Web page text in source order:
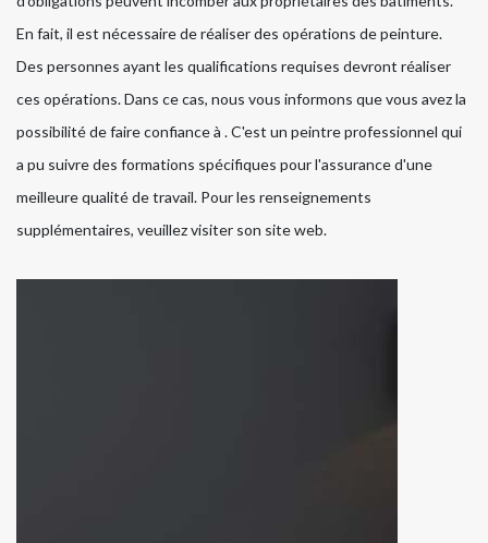
En fait, il est nécessaire de réaliser des opérations de peinture.
Des personnes ayant les qualifications requises devront réaliser
ces opérations. Dans ce cas, nous vous informons que vous avez la
possibilité de faire confiance à . C'est un peintre professionnel qui
a pu suivre des formations spécifiques pour l'assurance d'une
meilleure qualité de travail. Pour les renseignements
supplémentaires, veuillez visiter son site web.